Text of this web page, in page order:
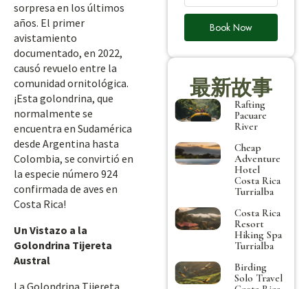
sorpresa en los últimos
años. El primer
avistamiento
documentado, en 2022,
causó revuelo entre la
comunidad ornitológica.
¡Esta golondrina, que
normalmente se
encuentra en Sudamérica
desde Argentina hasta
Colombia, se convirtió en
la especie número 924
confirmada de aves en
Costa Rica!
Un Vistazo a la
Golondrina Tijereta
Austral
La Golondrina Tijereta
Book Now
最新故事
Rafting
Pacuare
River
Cheap
Adventure
Hotel
Costa Rica
Turrialba
Costa Rica
Resort
Hiking Spa
Turrialba
Birding
Solo Travel